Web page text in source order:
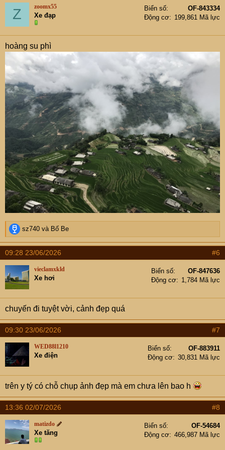
t
n
s
:
Z zoomx55
Xe đạp
Biển số
OF-843334
Động cơ
199,861 Mã lực
hoàng su phì
R
e
a
c
t
i
o
n
s
:
sz740 và Bố Be
09:28 23/06/2026 #6
vieclamxkld
Xe hơi
Biển số
OF-847636
Động cơ
1,784 Mã lực
chuyến đi tuyệt vời, cảnh đẹp quá
09:30 23/06/2026 #7
WED88l1210
Xe điện
Biển số
OF-883911
Động cơ
30,831 Mã lực
trên y tý có chỗ chụp ảnh đẹp mà em chưa lên bao h
13:36 02/07/2026 #8
matizdo
Xe tăng
Biển số
OF-54684
Động cơ
466,987 Mã lực